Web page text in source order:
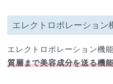
エレクトロポレーション
エレクトロポレーション機能
質層まで美容成分を送る機